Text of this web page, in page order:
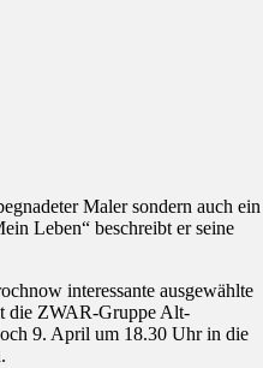
Maler sondern auch ein
Leben“ beschreibt er seine
interessante ausgewählte
die ZWAR-Gruppe Alt-
9. April um 18.30 Uhr in die